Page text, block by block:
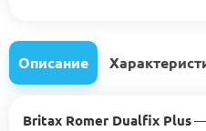
Описание
Britax Romer Dualfix Plus—